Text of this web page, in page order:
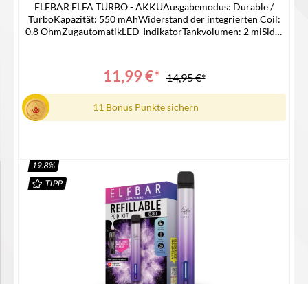
ELFBAR ELFA TURBO - AKKUAusgabemodus: Durable /
TurboKapazität: 550 mAhWiderstand der integrierten Coil:
0,8 OhmZugautomatikLED-IndikatorTankvolumen: 2 mlSide-
Ohm Pod / MTL / RDL1x Type C-USB Kabel1x
Bedienungsanleitung
11,99 €* 14,95 €*
11 Bonus Punkte sichern
In den Warenkorb
19.8%
TIPP